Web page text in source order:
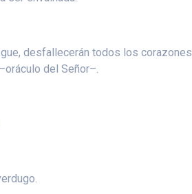
desfallecerán todos los
del Señor–.